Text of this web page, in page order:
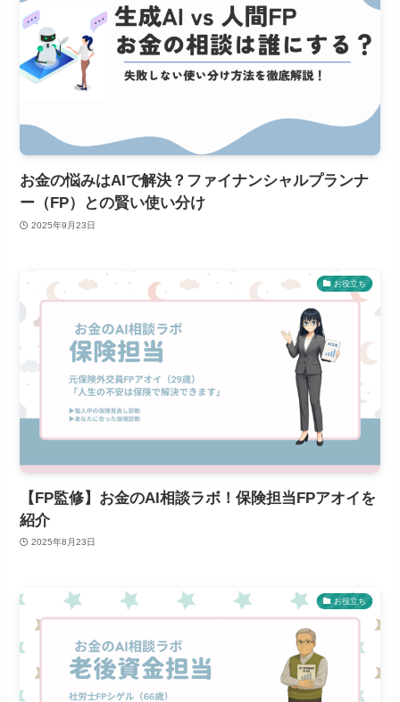
お金の悩みはAIで解決？ファイナンシャルプランナ
ー（FP）との賢い使い分け
2025年9月23日
お役立ち
【FP監修】お金のAI相談ラボ！保険担当FPアオイを
紹介
2025年8月23日
お役立ち